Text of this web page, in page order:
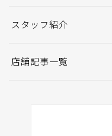
スタッフ紹介
店舗記事一覧